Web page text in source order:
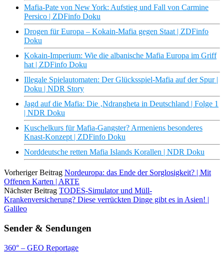
Mafia-Pate von New York: Aufstieg und Fall von Carmine
Persico | ZDFinfo Doku
Drogen für Europa – Kokain-Mafia gegen Staat | ZDFinfo
Doku
Kokain-Imperium: Wie die albanische Mafia Europa im Griff
hat | ZDFinfo Doku
Illegale Spielautomaten: Der Glücksspiel-Mafia auf der Spur |
Doku | NDR Story
Jagd auf die Mafia: Die ‚Ndrangheta in Deutschland | Folge 1
| NDR Doku
Kuschelkurs für Mafia-Gangster? Armeniens besonderes
Knast-Konzept | ZDFinfo Doku
Norddeutsche retten Mafia Islands Korallen | NDR Doku
Vorheriger Beitrag Nordeuropa: das Ende der Sorglosigkeit? | Mit
Offenen Karten | ARTE
Nächster Beitrag TODES-Simulator und Müll-
Krankenversicherung? Diese verrückten Dinge gibt es in Asien! |
Galileo
Sender & Sendungen
360° – GEO Reportage